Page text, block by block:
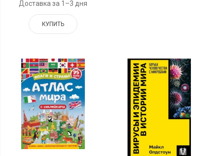
Доставка за 1–3 дня
КУПИТЬ